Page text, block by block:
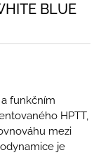
BLUE
funkčním
HPTT,
mezi
je